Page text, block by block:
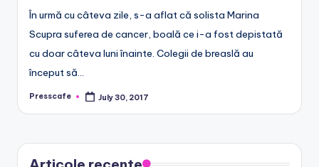
În urmă cu câteva zile, s-a aflat că solista Marina
Scupra suferea de cancer, boală ce i-a fost depistată
cu doar câteva luni înainte. Colegii de breaslă au
început să…
Posted
Presscafe July 30, 2017